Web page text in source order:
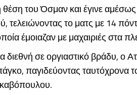
του Όσμαν και έγινε
τελειώνοντας το ματς με 14
έμοιαζαν με μαχαιριές στα
διεθνή σε οργιαστικό βράδυ, ο
παγιδεύοντας ταυτόχρονα